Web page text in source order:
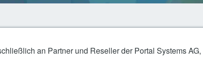
an Partner und Reseller der Portal Systems AG,